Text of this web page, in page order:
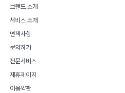
브랜드 소개
서비스 소개
면책사항
문의하기
전문서비스
제휴페이지
이용약관